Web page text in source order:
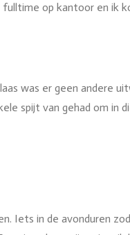
op kantoor en ik
was er geen andere
spijt van gehad om in
Iets in de avonduren